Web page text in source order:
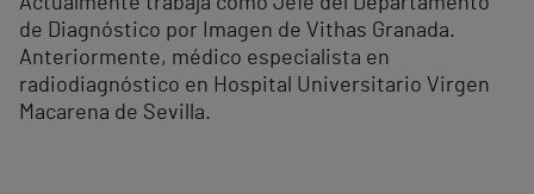
de Diagnóstico por Imagen de Vithas Granada.
Anteriormente, médico especialista en
radiodiagnóstico en Hospital Universitario Virgen
Macarena de Sevilla.